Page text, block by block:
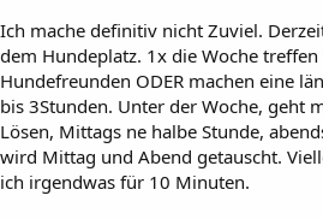
Ich mache definitiv nicht Zuviel.
dem Hundeplatz. 1x die Woche
Hundefreunden ODER machen eine
bis 3Stunden. Unter der Woche, geht
Lösen, Mittags ne halbe Stunde,
wird Mittag und Abend getauscht.
ich irgendwas für 10 Minuten.